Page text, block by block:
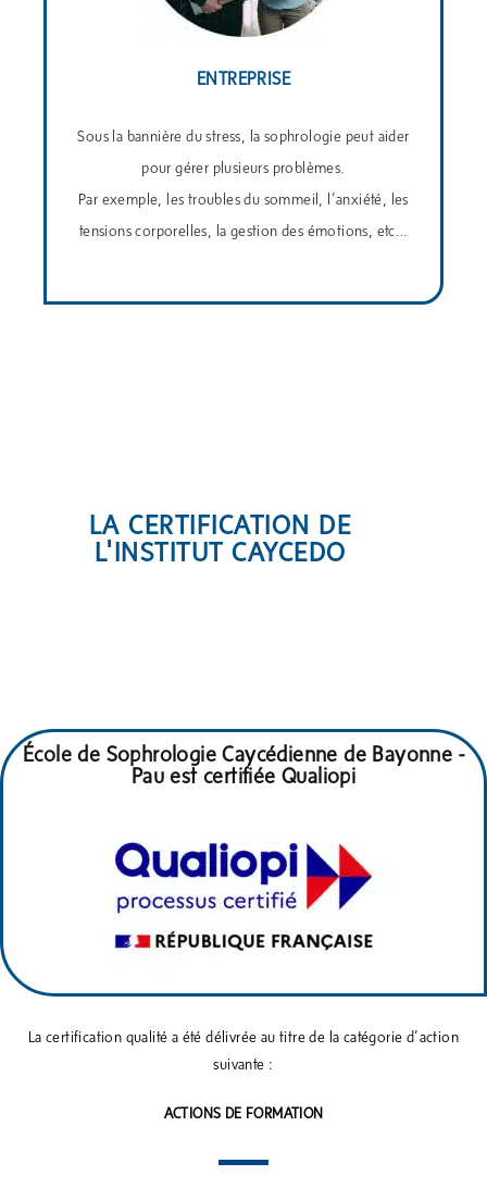
ENTREPRISE
Sous la bannière du stress, la sophrologie peut aider
pour gérer plusieurs problèmes.
Par exemple, les troubles du sommeil, l’anxiété, les
tensions corporelles, la gestion des émotions, etc…
LA CERTIFICATION DE
L'INSTITUT CAYCEDO
École de Sophrologie Caycédienne de Bayonne -
Pau est certifiée Qualiopi
La certification qualité a été délivrée au titre de la catégorie d’action
suivante :
ACTIONS DE FORMATION